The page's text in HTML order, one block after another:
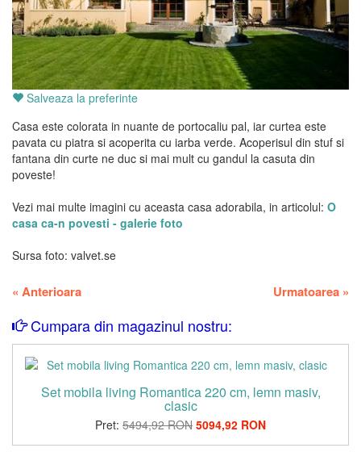
Salveaza la preferinte
Casa este colorata in nuante de portocaliu pal, iar curtea este
pavata cu piatra si acoperita cu iarba verde. Acoperisul din stuf si
fantana din curte ne duc si mai mult cu gandul la casuta din
poveste!
Vezi mai multe imagini cu aceasta casa adorabila, in articolul: O
casa ca-n povesti - galerie foto
Sursa foto: valvet.se
« Anterioara Urmatoarea »
Cumpara din magazinul nostru:
Set mobila living Romantica 220 cm, lemn masiv,
clasic
Pret: 5494,92 RON 5094,92 RON